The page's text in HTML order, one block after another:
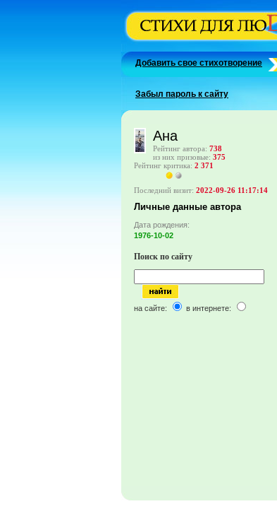
Добавить свое стихотворение
Забыл пароль к сайту
Ана
Рейтинг автора: 738
из них призовые: 375
Рейтинг критика: 2 371
Последний визит: 2022-09-26 11:17:14
Личные данные автора
Дата рождения:
1976-10-02
Поиск по сайту
на сайте: в интернете: